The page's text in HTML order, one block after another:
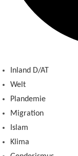
Inland D/AT
Welt
Plandemie
Migration
Islam
Klima